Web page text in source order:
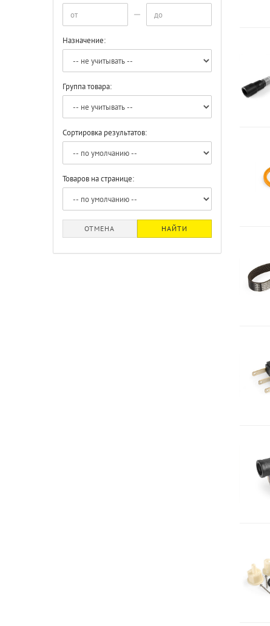
Назначение:
Группа товара:
Сортировка результатов:
Товаров на странице:
ОТМЕНА НАЙТИ